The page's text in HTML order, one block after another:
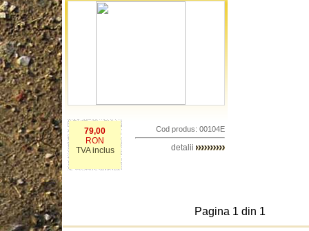
79,00
RON
TVA inclus
Cod produs: 00104E
detalii
Pagina 1 din 1